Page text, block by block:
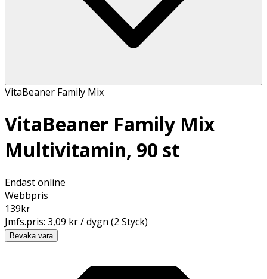
VitaBeaner Family Mix
VitaBeaner Family Mix
Multivitamin, 90 st
Endast online
Webbpris
139kr
Jmfs.pris: 3,09 kr / dygn (2 Styck)
Bevaka vara